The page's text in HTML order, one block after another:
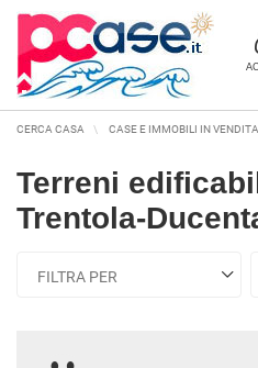
IMMOBILI IN
CERCA CASA CASE E IMMOBILI IN VENDITA
Terreni
Trentola-